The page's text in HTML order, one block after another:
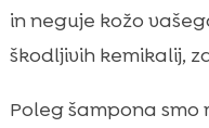
in neguje kožo
škodljivih kemikalij,
Poleg šampona smo